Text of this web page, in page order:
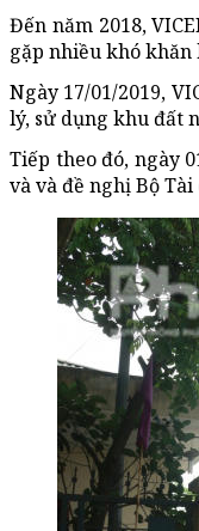
Đến năm 2018,
gặp nhiều khó
Ngày 17/01/2019,
lý, sử dụng khu đất
Tiếp theo đó, ngày
và và đề nghị Bộ